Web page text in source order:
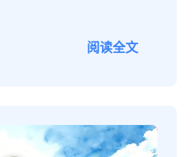
阅读全文